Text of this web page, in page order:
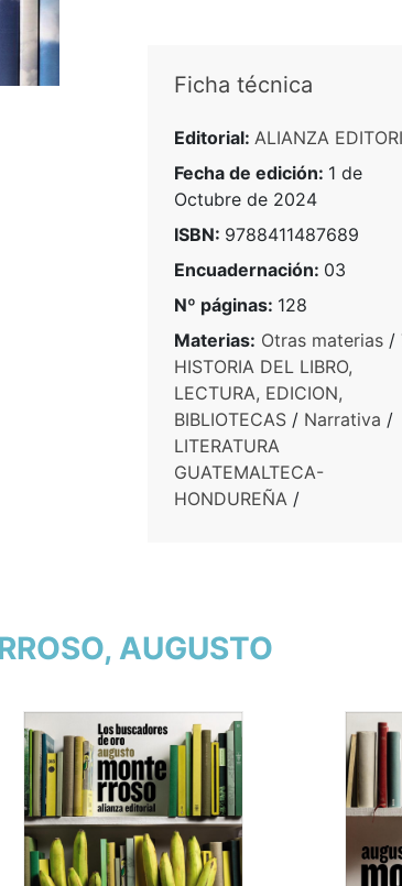
Ficha técnica
Editorial: ALIANZA
Fecha de edición: 1 de
Octubre de 2024
ISBN: 9788411487689
Encuadernación: 03
Nº páginas: 128
Materias: Otras materias/
HISTORIA DEL LIBRO,
LECTURA, EDICION,
BIBLIOTECAS/ Narrativa /
LITERATURA
GUATEMALTECA-
HONDUREÑA/
AUGUSTO